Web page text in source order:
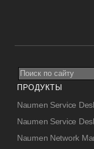
ПРОДУКТЫ
Naumen Service
Naumen Service
Naumen Network